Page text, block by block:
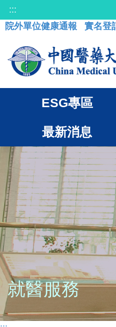
:::
院外單位健康通報
實名登
ESG專區
最新消息
就醫服務